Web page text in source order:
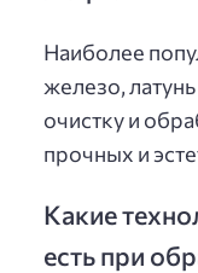
Наиболее
железо,
очистку и
прочных и
Какие
есть при